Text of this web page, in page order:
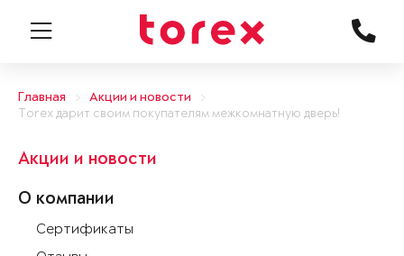
Главная
Акции и новости
Torex дарит своим покупателям межкомнатную дверь!
Акции и новости
О компании
Сертификаты